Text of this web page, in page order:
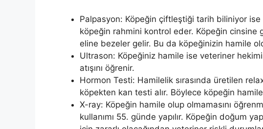
Palpasyon: Köpeğin çiftleştiği tarih biliniyor
köpeğin rahmini kontrol eder. Köpeğin
eline bezeler gelir. Bu da köpeğinizin hamile
Ultrason: Köpeğiniz hamile ise veteriner
atışını öğrenir.
Hormon Testi: Hamilelik sırasında üretilen
köpekten kan testi alır. Böylece köpeğin hamile
X-ray: Köpeğin hamile olup olmamasını
kullanımı 55. günde yapılır. Köpeğin doğum